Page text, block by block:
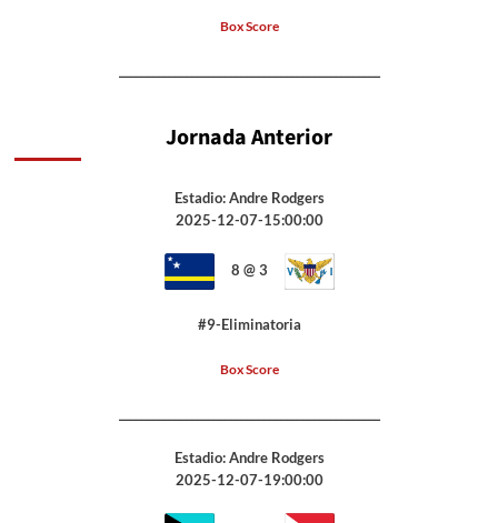
Box Score
Jornada Anterior
Estadio: Andre Rodgers
2025-12-07-15:00:00
8 @ 3
#9-Eliminatoria
Box Score
Estadio: Andre Rodgers
2025-12-07-19:00:00